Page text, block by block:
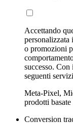
Accettando
personalizzata
o promozioni
successo.
seguenti
Meta-Pixel,
prodotti
Conversion